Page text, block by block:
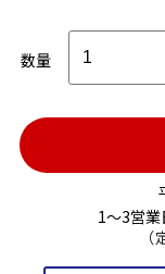
数量
1～3営業